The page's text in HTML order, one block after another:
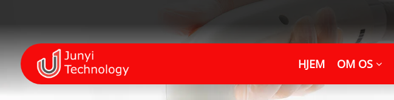
HJEM OM OS